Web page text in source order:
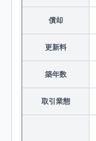
償却
更新料
築年数
取引業態